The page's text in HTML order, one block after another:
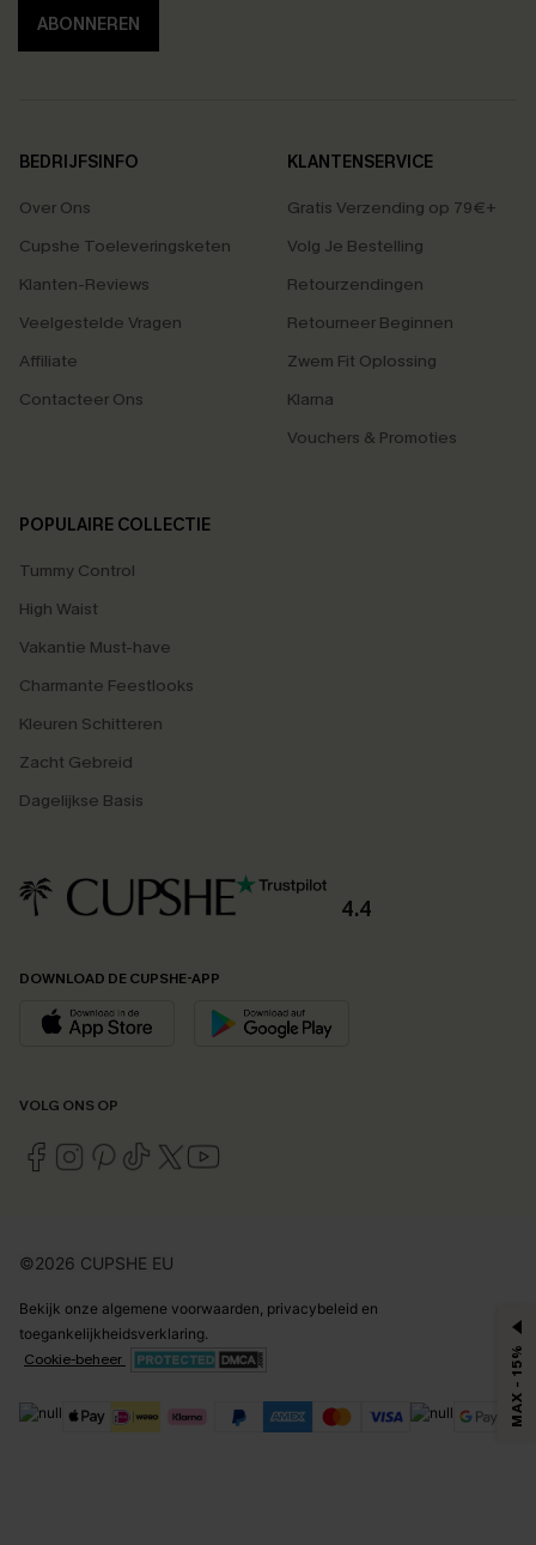
ABONNEREN
BEDRIJFSINFO
Over Ons
Cupshe Toeleveringsketen
Klanten-Reviews
Veelgestelde Vragen
Affiliate
Contacteer Ons
KLANTENSERVICE
Gratis Verzending op 79€+
Volg Je Bestelling
Retourzendingen
Retourneer Beginnen
Zwem Fit Oplossing
Klarna
Vouchers & Promoties
POPULAIRE COLLECTIE
Tummy Control
High Waist
Vakantie Must-have
Charmante Feestlooks
Kleuren Schitteren
Zacht Gebreid
Dagelijkse Basis
4.4
DOWNLOAD DE CUPSHE-APP
VOLG ONS OP
©2026 CUPSHE EU
Bekijk onze algemene voorwaarden privacybeleid en
toegankelijkheidsverklaring
Cookie-beheer MAX - 15%